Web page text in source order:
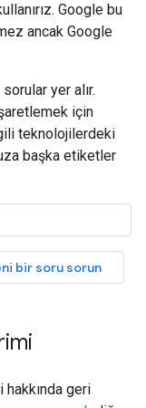
Google bu
ancak Google
yer alır.
için
teknolojilerdeki
başka etiketler
bir soru sorun
geri